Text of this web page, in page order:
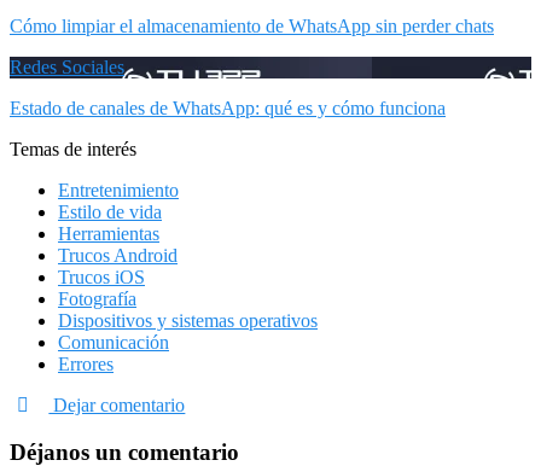
Cómo limpiar el almacenamiento de WhatsApp sin perder chats
Redes Sociales
Estado de canales de WhatsApp: qué es y cómo funciona
Temas de interés
Entretenimiento
Estilo de vida
Herramientas
Trucos Android
Trucos iOS
Fotografía
Dispositivos y sistemas operativos
Comunicación
Errores
Dejar comentario
Déjanos un comentario